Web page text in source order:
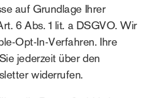
auf Grundlage Ihrer
6 Abs. 1 lit. a DSGVO. Wir
Opt-In-Verfahren. Ihre
jederzeit über den
widerrufen.